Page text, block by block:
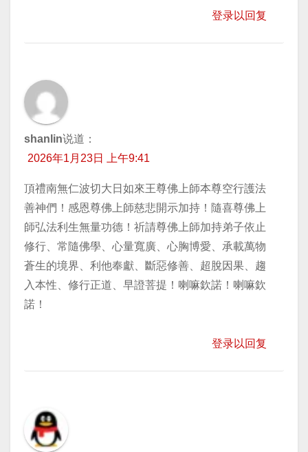
登录以回复
shanlin说道：
2026年1月23日 上午9:41
頂禮南無仁波切大日如來王尊佛上師本尊空行護法
善神們！感恩尊佛上師慈悲開示加持！隨喜尊佛上
師弘法利生無量功德！祈請尊佛上師加持弟子依止
修行、常隨佛學、心量寬廣、心胸博愛、承載萬物
蒼生的境界、利他奉獻、斷惡修善、超脫因果、趨
入本性、修行正道、早證菩提！喇嘛欽諾！喇嘛欽
諾！
登录以回复